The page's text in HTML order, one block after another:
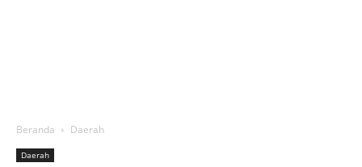
Beranda Daerah
Daerah